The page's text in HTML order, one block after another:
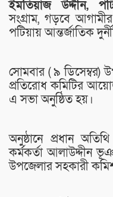
ইমতিয়াজ উদ্দীন,
সংগ্রাম, গড়বে আগামীর
পটিয়ায় আন্তর্জাতিক
সোমবার ( ৯ ডিসেম্বর)
প্রতিরোধ কমিটির
এ সভা অনুষ্ঠিত হয়।
অনুষ্ঠানে প্রধান
কর্মকর্তা আলাউদ্দীন
উপজেলার সহকারী